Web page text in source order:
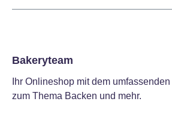
Bakeryteam
Ihr Onlineshop mit dem
zum Thema Backen und mehr.